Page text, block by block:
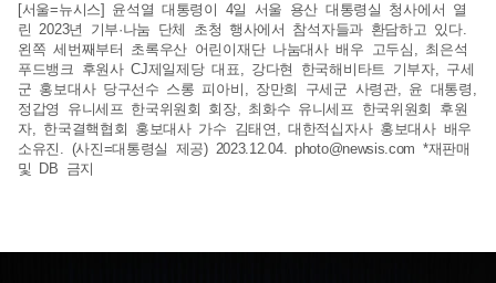
[서울=뉴시스] 윤석열 대통령이 4일 서울 용산 대통령실 청사에서 열
린 2023년 기부·나눔 단체 초청 행사에서 참석자들과 환담하고 있다.
왼쪽 세번째부터 초록우산 어린이재단 나눔대사 배우 고두심, 최은석
푸드뱅크 후원사 CJ제일제당 대표, 강다현 한국해비타트 기부자, 구세
군 홍보대사 당구선수 스롱 피아비, 장만희 구세군 사령관, 윤 대통령,
정갑영 유니세프 한국위원회 회장, 최화수 유니세프 한국위원회 후원
자, 한국결핵협회 홍보대사 가수 김태연, 대한적십자사 홍보대사 배우
소유진. (사진=대통령실 제공) 2023.12.04. photo@newsis.com *재판매
및 DB 금지